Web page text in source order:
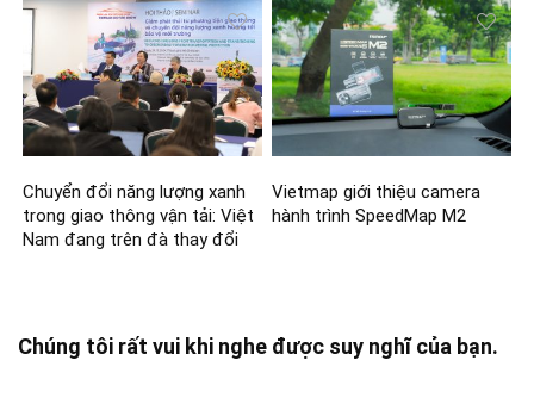
Chuyển đổi năng lượng xanh
trong giao thông vận tải: Việt
Nam đang trên đà thay đổi
Vietmap giới thiệu camera
hành trình SpeedMap M2
Chúng tôi rất vui khi nghe được suy nghĩ của bạn.